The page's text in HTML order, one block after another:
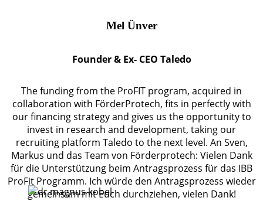
Mel Ünver
Founder & Ex- CEO Taledo
The funding from the ProFIT program, acquired in
collaboration with FörderProtech, fits in perfectly with
our financing strategy and gives us the opportunity to
invest in research and development, taking our
recruiting platform Taledo to the next level. An Sven,
Markus und das Team von Förderprotech: Vielen Dank
für die Unterstützung beim Antragsprozess für das IBB
ProFit Programm. Ich würde den Antragsprozess wieder
gemeinsam mit Euch durchziehen, vielen Dank!